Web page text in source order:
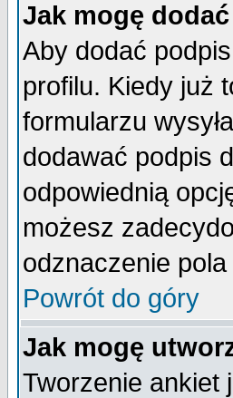
Jak mogę
Aby dodać
profilu. Kiedy już
formularzu
dodawać podpis
odpowiednią
możesz
odznaczenie
Powrót do góry
Jak mogę
Tworzenie ankiet